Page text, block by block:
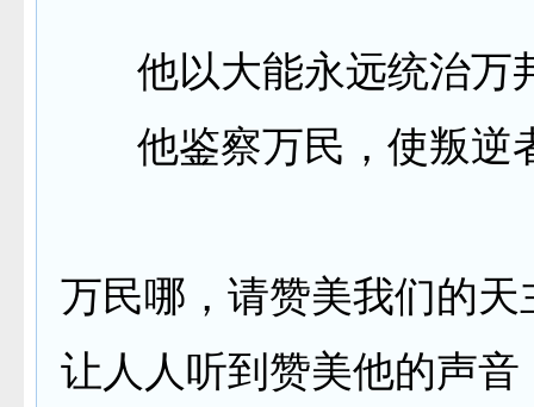
他以大能永远统治万
他鉴察万民，使叛逆
万民哪，请赞美我们的天
让人人听到赞美他的声音